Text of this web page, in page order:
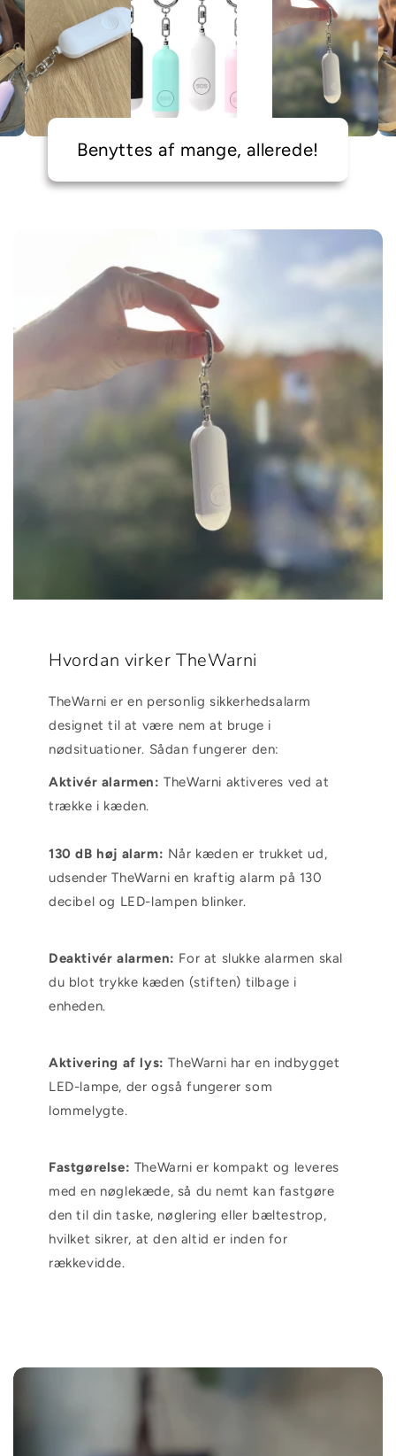
Benyttes af mange, allerede!
Hvordan virker TheWarni
TheWarni er en personlig sikkerhedsalarm
designet til at være nem at bruge i
nødsituationer. Sådan fungerer den:
Aktivér alarmen: TheWarni aktiveres ved at
trække i kæden.
130 dB høj alarm: Når kæden er trukket ud,
udsender TheWarni en kraftig alarm på 130
decibel og LED-lampen blinker.
Deaktivér alarmen: For at slukke alarmen skal
du blot trykke kæden (stiften) tilbage i
enheden.
Aktivering af lys: TheWarni har en indbygget
LED-lampe, der også fungerer som
lommelygte.
Fastgørelse: TheWarni er kompakt og leveres
med en nøglekæde, så du nemt kan fastgøre
den til din taske, nøglering eller bæltestrop,
hvilket sikrer, at den altid er inden for
rækkevidde.